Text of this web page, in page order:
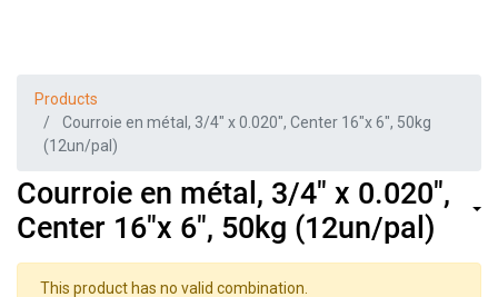
Products
Courroie en métal, 3/4" x 0.020", Center 16"x 6", 50kg
(12un/pal)
Courroie en métal, 3/4" x 0.020",
Center 16"x 6", 50kg (12un/pal)
This product has no valid combination.